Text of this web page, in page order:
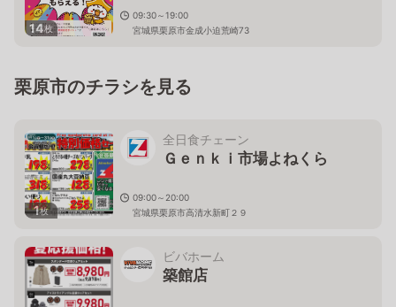
14枚
09:30～19:00
宮城県栗原市金成小迫荒崎73
栗原市のチラシを見る
1枚
全日食チェーン
Ｇｅｎｋｉ市場よねくら
09:00～20:00
宮城県栗原市高清水新町２９
ビバホーム
築館店